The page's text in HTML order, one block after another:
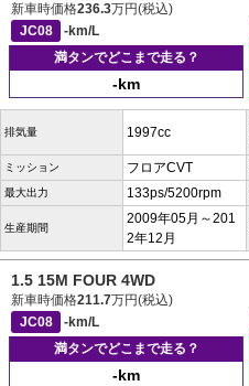
新車時価格236.3万円(税込)
JC08
-km/L
満タンでどこまで走る？
-km
排気量 1997cc
ミッション フロアCVT
最大出力 133ps/5200rpm
生産期間
2009年05月～201
2年12月
1.5 15M FOUR 4WD
新車時価格211.7万円(税込)
JC08
-km/L
満タンでどこまで走る？
-km